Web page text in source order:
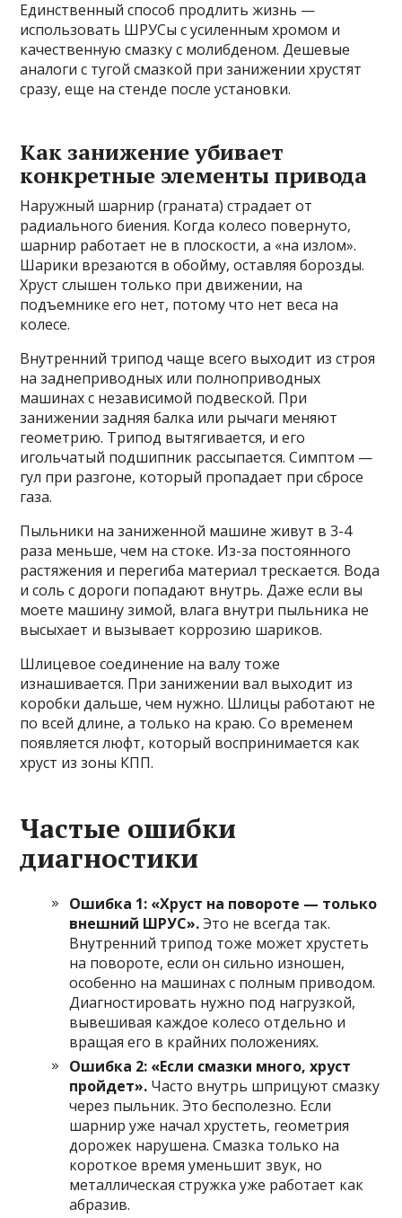
Единственный способ продлить жизнь —
использовать ШРУСы с усиленным хромом и
качественную смазку с молибденом. Дешевые
аналоги с тугой смазкой при занижении хрустят
сразу, еще на стенде после установки.
Как занижение убивает
конкретные элементы привода
Наружный шарнир (граната) страдает от
радиального биения. Когда колесо повернуто,
шарнир работает не в плоскости, а «на излом».
Шарики врезаются в обойму, оставляя борозды.
Хруст слышен только при движении, на
подъемнике его нет, потому что нет веса на
колесе.
Внутренний трипод чаще всего выходит из строя
на заднеприводных или полноприводных
машинах с независимой подвеской. При
занижении задняя балка или рычаги меняют
геометрию. Трипод вытягивается, и его
игольчатый подшипник рассыпается. Симптом —
гул при разгоне, который пропадает при сбросе
газа.
Пыльники на заниженной машине живут в 3-4
раза меньше, чем на стоке. Из-за постоянного
растяжения и перегиба материал трескается. Вода
и соль с дороги попадают внутрь. Даже если вы
моете машину зимой, влага внутри пыльника не
высыхает и вызывает коррозию шариков.
Шлицевое соединение на валу тоже
изнашивается. При занижении вал выходит из
коробки дальше, чем нужно. Шлицы работают не
по всей длине, а только на краю. Со временем
появляется люфт, который воспринимается как
хруст из зоны КПП.
Частые ошибки
диагностики
Ошибка 1: «Хруст на повороте — только
внешний ШРУС».Это не всегда так.
Внутренний трипод тоже может хрустеть
на повороте, если он сильно изношен,
особенно на машинах с полным приводом.
Диагностировать нужно под нагрузкой,
вывешивая каждое колесо отдельно и
вращая его в крайних положениях.
Ошибка 2: «Если смазки много, хруст
пройдет». Часто внутрь шприцуют смазку
через пыльник. Это бесполезно. Если
шарнир уже начал хрустеть, геометрия
дорожек нарушена. Смазка только на
короткое время уменьшит звук, но
металлическая стружка уже работает как
абразив.